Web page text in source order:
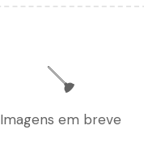
🪠
Imagens em breve